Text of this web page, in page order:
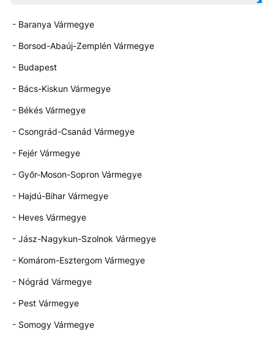
- Baranya Vármegye
- Borsod-Abaúj-Zemplén Vármegye
- Budapest
- Bács-Kiskun Vármegye
- Békés Vármegye
- Csongrád-Csanád Vármegye
- Fejér Vármegye
- Győr-Moson-Sopron Vármegye
- Hajdú-Bihar Vármegye
- Heves Vármegye
- Jász-Nagykun-Szolnok Vármegye
- Komárom-Esztergom Vármegye
- Nógrád Vármegye
- Pest Vármegye
- Somogy Vármegye